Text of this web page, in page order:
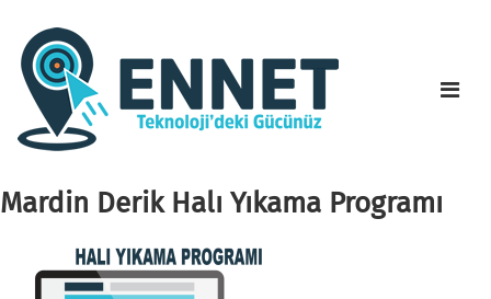
Mardin Derik Halı Yıkama Programı